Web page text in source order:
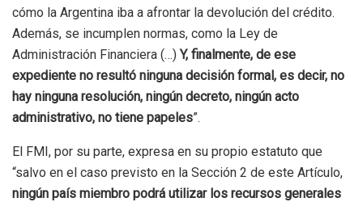
cómo la Argentina iba a afrontar la devolución del crédito.
Además, se incumplen normas, como la Ley de
Administración Financiera (…)Y, finalmente, de ese
expediente no resultó ninguna decisión formal, es decir, no
hay ninguna resolución, ningún decreto, ningún acto
administrativo, no tiene papeles”.
El FMI, por su parte, expresa en su propio estatuto que
“salvo en el caso previsto en la Sección 2 de este Artículo,
ningún país miembro podrá utilizar los recursos generales